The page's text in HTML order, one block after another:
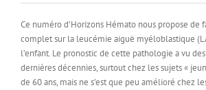
Ce numéro d’Horizons Hémato nous propose de
complet sur la leucémie aiguë myéloblastique
l’enfant. Le pronostic de cette pathologie a vu
dernières décennies, surtout chez les sujets «
de 60 ans, mais ne s’est que peu amélioré chez